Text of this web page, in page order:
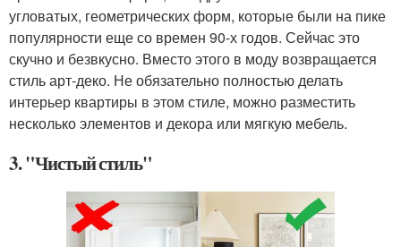
угловатых, геометрических форм, которые были на пике
популярности еще со времен 90-х годов. Сейчас это
скучно и безвкусно. Вместо этого в моду возвращается
стиль арт-деко. Не обязательно полностью делать
интерьер квартиры в этом стиле, можно разместить
несколько элементов и декора или мягкую мебель.
3. "Чистый стиль"